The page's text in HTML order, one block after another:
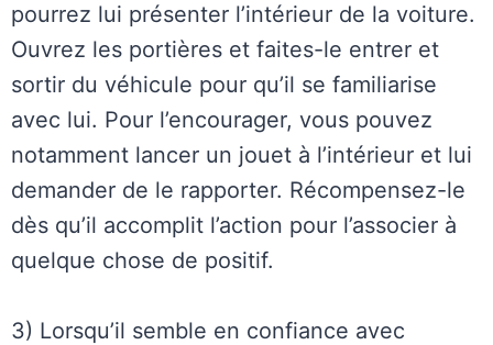
pourrez lui présenter l’intérieur de la voiture.
Ouvrez les portières et faites-le entrer et
sortir du véhicule pour qu’il se familiarise
avec lui. Pour l’encourager, vous pouvez
notamment lancer un jouet à l’intérieur et lui
demander de le rapporter. Récompensez-le
dès qu’il accomplit l’action pour l’associer à
quelque chose de positif.
3) Lorsqu’il semble en confiance avec